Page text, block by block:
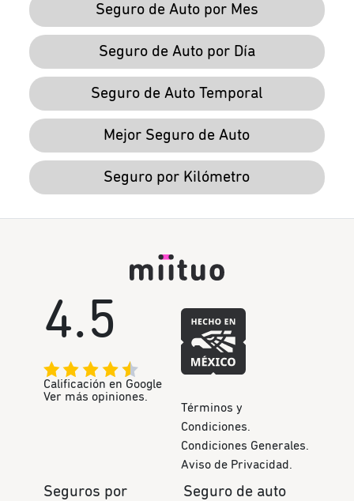
Seguro de Auto por Mes
Seguro de Auto por Día
Seguro de Auto Temporal
Mejor Seguro de Auto
Seguro por Kilómetro
4.5
Calificación en Google
Ver más opiniones.
Términos y
Condiciones.
Condiciones Generales.
Aviso de Privacidad.
Seguros por
Seguro de auto